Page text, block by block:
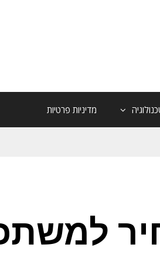
מדיניות פרטיות